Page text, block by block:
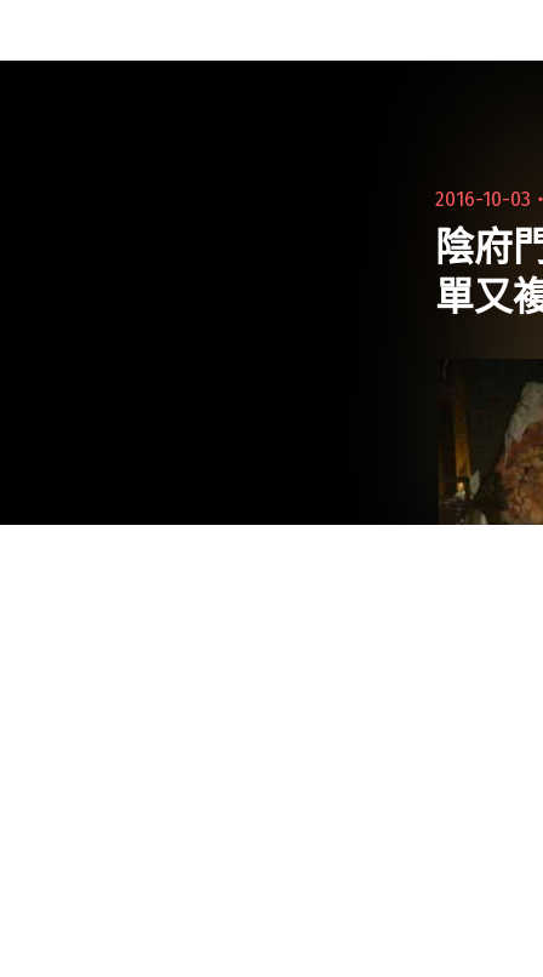
2016-10-03
陰府
單又